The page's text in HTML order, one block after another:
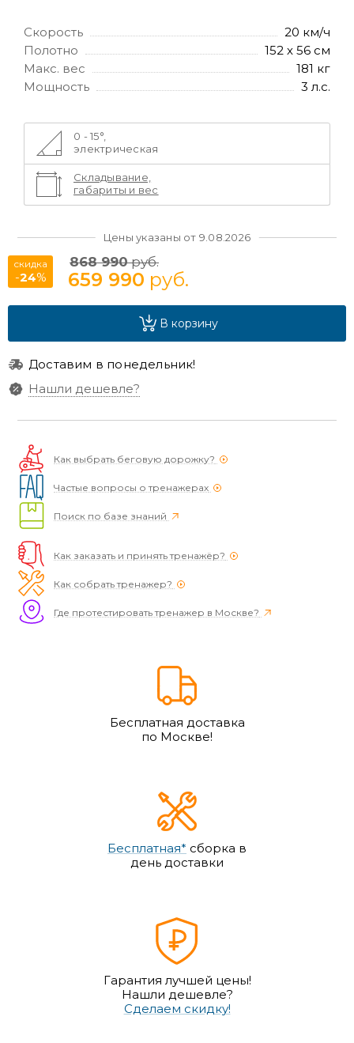
Скорость
20 км/ч
Полотно
152 х 56 см
Макс. вес
181 кг
Мощность
3 л.с.
0 - 15°,
электрическая
Складывание,
габариты и вес
Цены указаны от 9.08.2026
скидка
-24%
868 990руб.
659 990 руб.
В корзину
Доставим в понедельник!
Нашли дешевле?
Как выбрать беговую дорожку?
Частые вопросы о тренажерах
Поиск по базе знаний
Как заказать и принять тренажёр?
Как собрать тренажер?
Где протестировать тренажер в Москве?
Бесплатная доставка
по Москве!
Бесплатная* сборка в
день доставки
Гарантия лучшей цены!
Нашли дешевле?
Сделаем скидку!